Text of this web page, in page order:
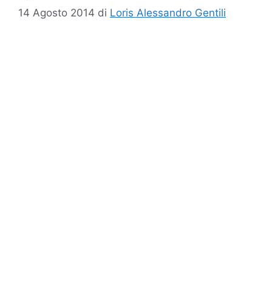
14 Agosto 2014 di Loris Alessandro Gentili